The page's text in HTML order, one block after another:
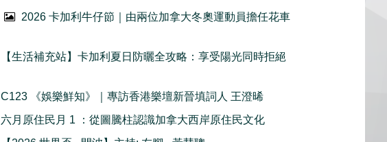
2026 卡加利牛仔節｜由兩位加拿大冬奧運動員擔任花車
【生活補充站】卡加利夏日防曬全攻略：享受陽光同時拒絕
C123 《娛樂鮮知》｜專訪香港樂壇新晉填詞人 王澄晞
六月原住民月 1 ：從圖騰柱認識加拿大西岸原住民文化